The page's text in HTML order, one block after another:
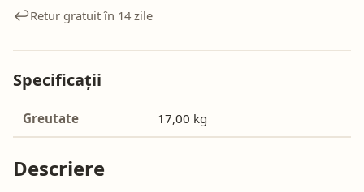
↩️Retur gratuit în 14 zile
Specificații
Greutate 17,00 kg
Descriere